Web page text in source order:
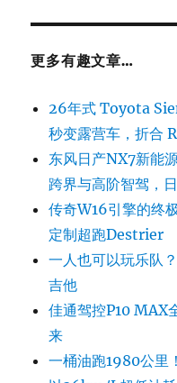
更多有趣文章…
26年式 Toyota
秒变露营车，折合
东风日产NX7新能
跨界与高阶智驾，
传奇W16引擎的终
定制超跑Destrier
一人也可以玩乐队
吉他
佳通驾控P10 MAX
来
一桶油跑1980公